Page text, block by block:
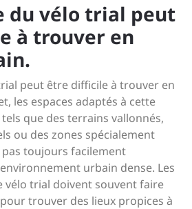
du vélo trial peut
à trouver en
peut être difficile à trouver en
les espaces adaptés à cette
que des terrains vallonnés,
ou des zones spécialement
toujours facilement
urbain dense. Les
vélo trial doivent souvent faire
trouver des lieux propices à